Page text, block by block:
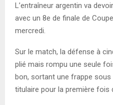
L’entraîneur argentin va
avec un 8e de finale de
mercredi.
Sur le match, la défense à
plié mais rompu une seule
bon, sortant une frappe sous
titulaire pour la première fois